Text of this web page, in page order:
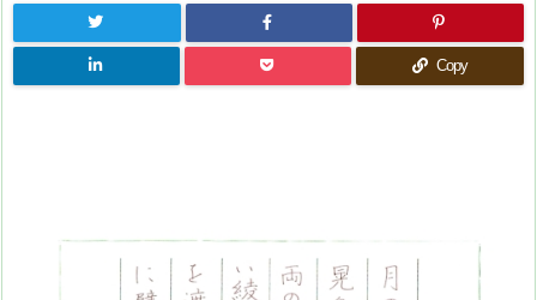
Copy